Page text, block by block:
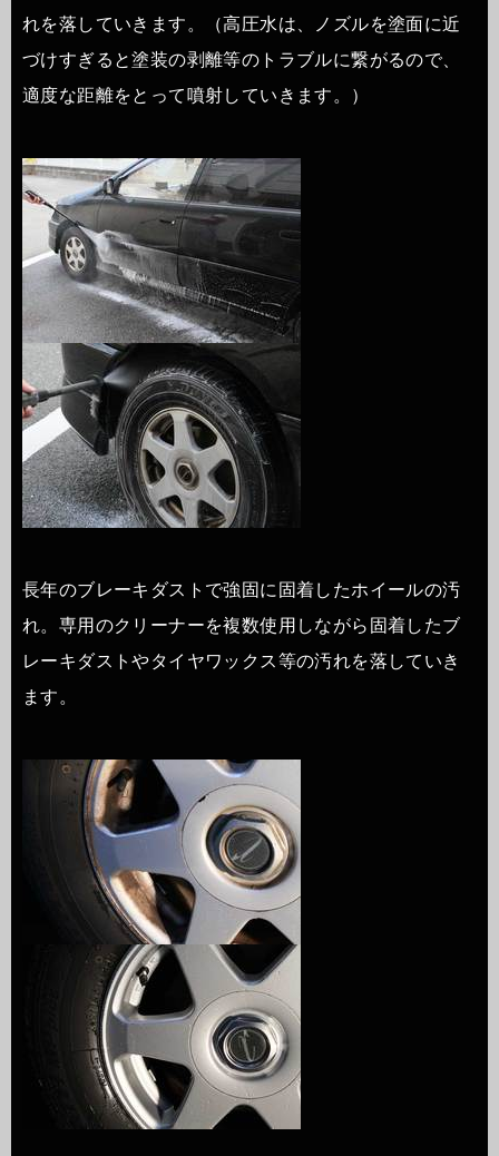
れを落していきます。（高圧水は、ノズルを塗面に近
づけすぎると塗装の剥離等のトラブルに繋がるので、
適度な距離をとって噴射していきます。）
長年のブレーキダストで強固に固着したホイールの汚
れ。専用のクリーナーを複数使用しながら固着したブ
レーキダストやタイヤワックス等の汚れを落していき
ます。